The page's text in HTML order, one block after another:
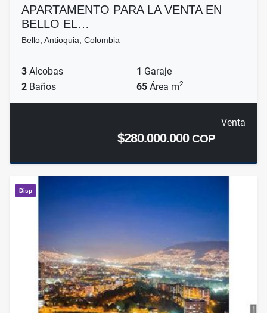
APARTAMENTO PARA LA VENTA EN
BELLO EL…
Bello, Antioquia, Colombia
3 Alcobas 1 Garaje
2 Baños 65 Área m2
Venta
$280.000.000COP
Disp